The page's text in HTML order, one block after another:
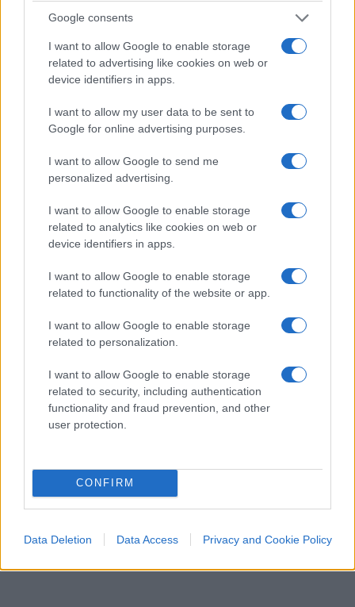
Google consents
I want to allow Google to enable storage
related to advertising like cookies on web or
device identifiers in apps.
I want to allow my user data to be sent to
Google for online advertising purposes.
I want to allow Google to send me
personalized advertising.
I want to allow Google to enable storage
related to analytics like cookies on web or
device identifiers in apps.
I want to allow Google to enable storage
related to functionality of the website or app.
I want to allow Google to enable storage
related to personalization.
I want to allow Google to enable storage
related to security, including authentication
functionality and fraud prevention, and other
user protection.
CONFIRM
Data Deletion Data Access Privacy and Cookie Policy
Sanchez può mettere tutti i controlli che vuole agli
italiani. Può indignarsi, minacciare ritorsioni e
accusare Meloni di egoismo. Ma rimane una
domanda piuttosto semplice: se davvero a Ceuta è
tutto sotto controllo, perché gli stessi uomini che
devono difenderla continuano a chiedere rinforzi?
forse sarebbe meglio riuscire a difendere
quelle spagnole.
Massimo Balsamo, 8 agosto 2026